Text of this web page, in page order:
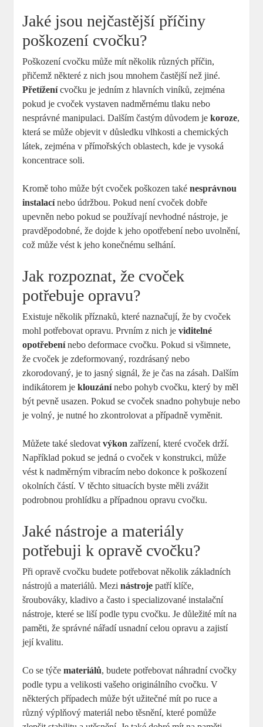
Jaké jsou nejčastější příčiny
poškození cvočku?
Poškození cvočku může mít několik různých příčin,
přičemž některé z nich jsou mnohem častější než jiné.
Přetíženícvočku je jedním z hlavních viníků, zejména
pokud je cvoček vystaven nadměrnému tlaku nebo
nesprávné manipulaci. Dalším častým důvodem jekoroze,
která se může objevit v důsledku vlhkosti a chemických
látek, zejména v přímořských oblastech, kde je vysoká
koncentrace soli.
Kromě toho může být cvoček poškozen takénesprávnou
instalacínebo údržbou. Pokud není cvoček dobře
upevněn nebo pokud se používají nevhodné nástroje, je
pravděpodobné, že dojde k jeho opotřebení nebo uvolnění,
což může vést k jeho konečnému selhání.
Jak rozpoznat, že cvoček
potřebuje opravu?
Existuje několik příznaků, které naznačují, že by cvoček
mohl potřebovat opravu. Prvním z nich jeviditelné
opotřebenínebo deformace cvočku. Pokud si všimnete,
že cvoček je zdeformovaný, rozdrásaný nebo
zkorodovaný, je to jasný signál, že je čas na zásah. Dalším
indikátorem jeklouzánínebo pohyb cvočku, který by měl
být pevně usazen. Pokud se cvoček snadno pohybuje nebo
je volný, je nutné ho zkontrolovat a případně vyměnit.
Můžete také sledovatvýkon zařízení, které cvoček drží.
Například pokud se jedná o cvoček v konstrukci, může
vést k nadměrným vibracím nebo dokonce k poškození
okolních částí. V těchto situacích byste měli zvážit
podrobnou prohlídku a případnou opravu cvočku.
Jaké nástroje a materiály
potřebuji k opravě cvočku?
Při opravě cvočku budete potřebovat několik základních
nástrojů a materiálů. Mezinástroje patří klíče,
šroubováky, kladivo a často i specializované instalační
nástroje, které se liší podle typu cvočku. Je důležité mít na
paměti, že správné nářadí usnadní celou opravu a zajistí
její kvalitu.
Co se týčemateriálů, budete potřebovat náhradní cvočky
podle typu a velikosti vašeho originálního cvočku. V
některých případech může být užitečné mít po ruce a
různý výplňový materiál nebo těsnění, které pomůže